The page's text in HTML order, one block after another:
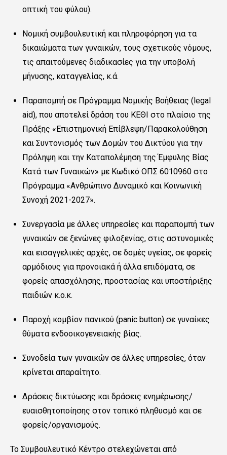
οπτική του φύλου).
Νομική συμβουλευτική και πληροφόρηση για τα
δικαιώματα των γυναικών, τους σχετικούς νόμους,
τις απαιτούμενες διαδικασίες για την υποβολή
μήνυσης, καταγγελίας, κ.ά.
Παραπομπή σε Πρόγραμμα Νομικής Βοήθειας (legal
aid), που αποτελεί δράση του ΚΕΘΙ στο πλαίσιο της
Πράξης «Επιστημονική Επίβλεψη/Παρακολούθηση
και Συντονισμός των Δομών του Δικτύου για την
Πρόληψη και την Καταπολέμηση της Έμφυλης Βίας
Κατά των Γυναικών» με Κωδικό ΟΠΣ 6010960 στο
Πρόγραμμα «Ανθρώπινο Δυναμικό και Κοινωνική
Συνοχή 2021-2027».
Συνεργασία με άλλες υπηρεσίες και παραπομπή των
γυναικών σε ξενώνες φιλοξενίας, στις αστυνομικές
και εισαγγελικές αρχές, σε δομές υγείας, σε φορείς
αρμόδιους για προνοιακά ή άλλα επιδόματα, σε
φορείς απασχόλησης, προστασίας και υποστήριξης
παιδιών κ.ο.κ.
Παροχή κομβίον πανικού (panic button) σε γυναίκες
θύματα ενδοοικογενειακής βίας.
Συνοδεία των γυναικών σε άλλες υπηρεσίες, όταν
κρίνεται απαραίτητο.
Δράσεις δικτύωσης και δράσεις ενημέρωσης/
ευαισθητοποίησης στον τοπικό πληθυσμό και σε
φορείς/οργανισμούς.
Το Συμβουλευτικό Κέντρο στελεχώνεται από